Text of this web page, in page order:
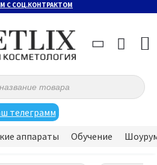
С СОЦ.КОНТРАКТОМ
телеграмм
аппараты Обучение